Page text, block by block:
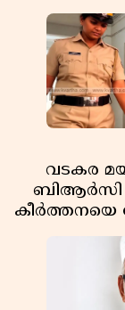
വടകര
ബിആർസി
കീർത്തനയെ